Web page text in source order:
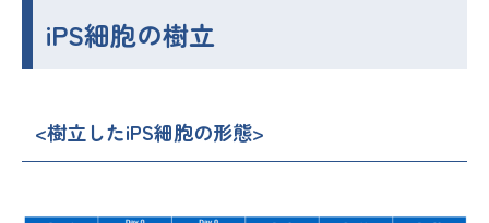
iPS細胞の樹立
<樹立したiPS細胞の形態>